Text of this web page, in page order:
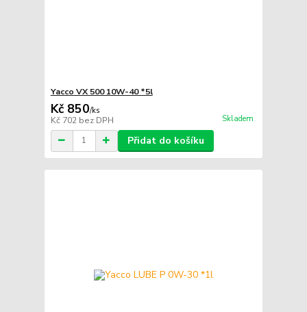
Yacco VX 500 10W-40 *5l
Kč 850/ks
Kč 702 bez DPH Skladem
Přidat do košíku